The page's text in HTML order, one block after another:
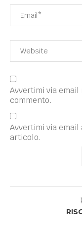
Avvertimi via
commento.
Avvertimi via
articolo.